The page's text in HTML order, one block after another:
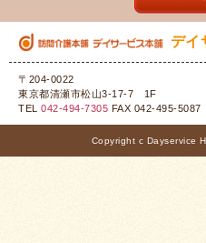
デイ
〒204-0022
東京都清瀬市松山3-17-7 1F
TEL 042-494-7305 FAX 042-495-5087
Copyright c Dayservice